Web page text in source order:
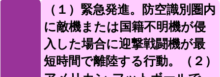
（１）緊急発進。防空識別圏内
に敵機または国籍不明機が侵
入した場合に迎撃戦闘機が最
短時間で離陸する行動。（２）